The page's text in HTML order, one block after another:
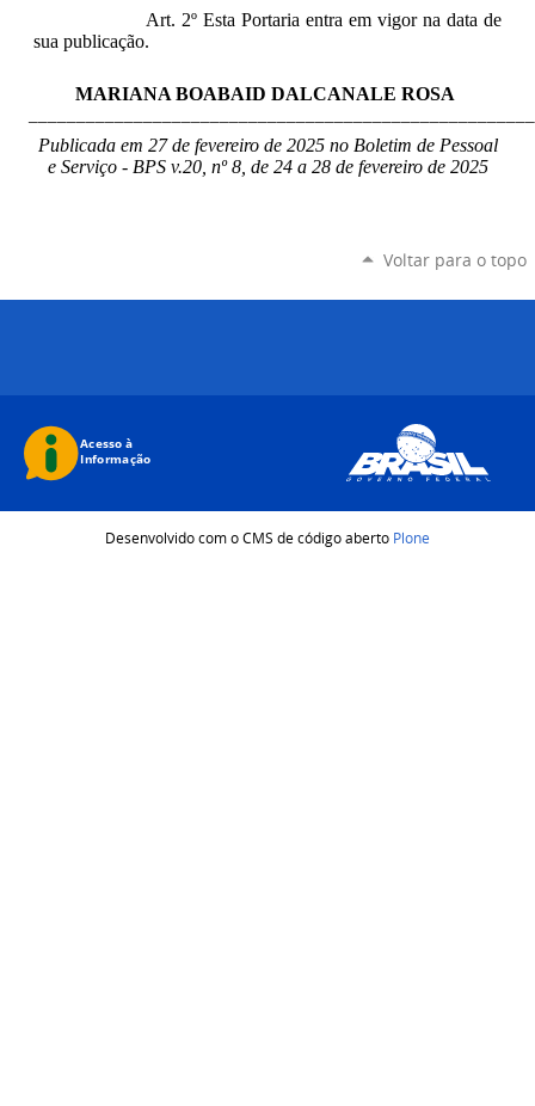
Art. 2º Esta Portaria entra em vigor na data de
sua publicação.
MARIANA BOABAID DALCANALE ROSA
Publicada em 27 de fevereiro de 2025 no Boletim de Pessoal
e Serviço - BPS v.20, nº 8, de 24 a 28 de fevereiro de 2025
Voltar para o topo
Desenvolvido com o CMS de código aberto Plone